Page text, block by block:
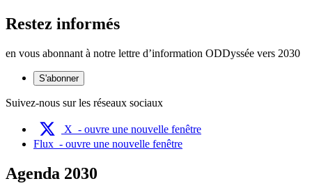
Restez informés
en vous abonnant à notre lettre d’information ODDyssée vers 2030
S'abonner
Suivez-nous sur les réseaux sociaux
X - ouvre une nouvelle fenêtre
Flux - ouvre une nouvelle fenêtre
Agenda 2030